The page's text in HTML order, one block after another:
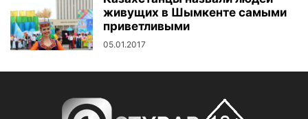
живущих в Шымкенте самыми
приветливыми
05.01.2017